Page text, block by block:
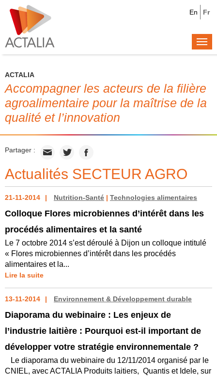
Fr
En
ACTALIA
Accompagner les acteurs de la filière
agroalimentaire pour la maîtrise de la
qualité et l’innovation
Partager :
Actualités SECTEUR AGRO
21-11-2014 Nutrition-Santé | Technologies alimentaires
Colloque Flores microbiennes d’intérêt dans les
procédés alimentaires et la santé
Le 7 octobre 2014 s’est déroulé à Dijon un colloque intitulé
« Flores microbiennes d’intérêt dans les procédés
alimentaires et la...
Lire la suite
13-11-2014 Environnement & Développement durable
Diaporama du webinaire : Les enjeux de
l’industrie laitière : Pourquoi est-il important de
développer votre stratégie environnementale ?
Le diaporama du webinaire du 12/11/2014 organisé par le
CNIEL, avec ACTALIA Produits laitiers, Quantis et Idele, sur